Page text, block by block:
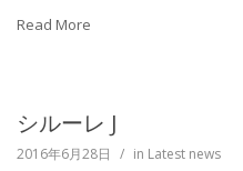
Read More
シルーレ J
2016年6月28日 / in Latest news